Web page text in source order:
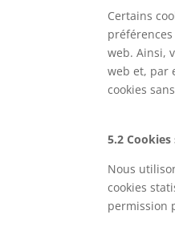
Certains
web. Ainsi,
web et, par
cookies
5.2
Nous
cookies
permission